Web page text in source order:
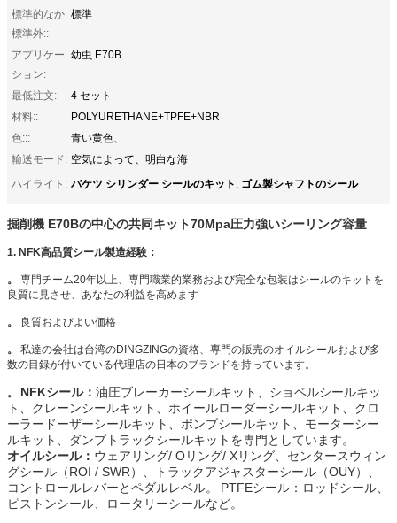
標準的なか
標準外::
標準
アプリケー
ション:
幼虫 E70B
最低注文:
4 セット
材料::
POLYURETHANE+TPFE+NBR
色:::
青い黄色、
輸送モード: 空気によって、明白な海
ハイライト: バケツ シリンダー シールのキット , ゴム製シャフトのシール
掘削機 E70Bの中心の共同キット70Mpa圧力強いシーリング容量
1. NFK高品質シール製造経験：
。
専門チーム20年以上、専門職業的業務および完全な包装はシールのキットを
良質に見させ、あなたの利益を高めます
。 良質およびよい価格
。
私達の会社は台湾のDINGZINGの資格、専門の販売のオイルシールおよび多
数の目録が付いている代理店の日本のブランドを持っています。
。 NFKシール： 油圧ブレーカーシールキット、ショベルシールキッ
ト、クレーンシールキット、ホイールローダーシールキット、クロ
ーラードーザーシールキット、ポンプシールキット、モーターシー
ルキット、ダンプトラックシールキットを専門としています。
オイルシール： ウェアリング/ Oリング/ Xリング、センタースウィン
グシール（ROI / SWR）、トラックアジャスターシール（OUY）、
コントロールレバーとペダルレベル。
PTFEシール：ロッドシール、
ピストンシール、ロータリーシールなど。